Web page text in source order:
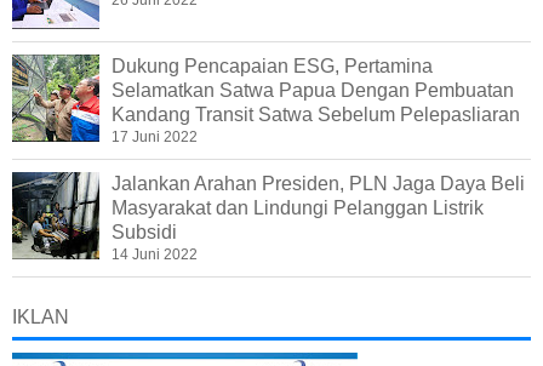
Dukung Pencapaian ESG, Pertamina
Selamatkan Satwa Papua Dengan Pembuatan
Kandang Transit Satwa Sebelum Pelepasliaran
17 Juni 2022
Jalankan Arahan Presiden, PLN Jaga Daya Beli
Masyarakat dan Lindungi Pelanggan Listrik
Subsidi
14 Juni 2022
IKLAN